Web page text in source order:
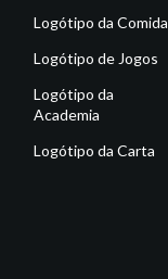
Logótipo da Comida
Logótipo de Jogos
Logótipo da
Academia
Logótipo da Carta